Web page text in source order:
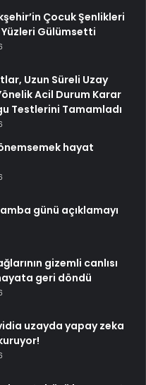
Çocuk Şenlikleri
Yüzleri Gülümsetti
Uzun Süreli Uzay
Acil Durum Karar
Testlerini Tamamladı
hayat
günü açıklamayı
gizemli canlısı
geri döndü
uzayda yapay zeka